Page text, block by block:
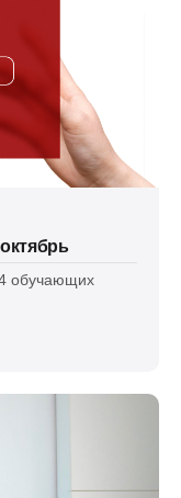
обучающих